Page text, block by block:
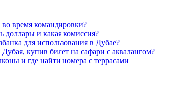
время командировки?
и какая комиссия?
для использования в Дубае?
купив билет на сафари с аквалангом?
и где найти номера с террасами